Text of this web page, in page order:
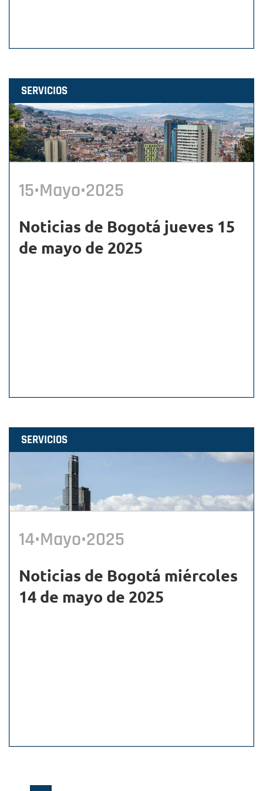
SERVICIOS
15•Mayo•2025
Noticias de Bogotá jueves 15
de mayo de 2025
SERVICIOS
14•Mayo•2025
Noticias de Bogotá miércoles
14 de mayo de 2025
Paginación